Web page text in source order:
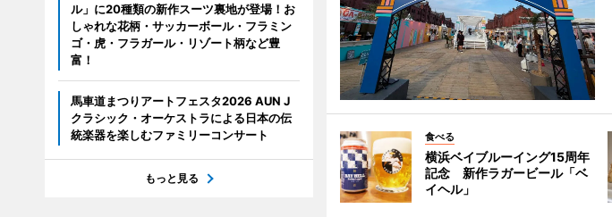
食べる
横浜ベイブルーイング15周年
記念 新作ラガービール「ベ
イヘル」
ル」に20種類の新作スーツ裏地が登場！お
しゃれな花柄・サッカーボール・フラミン
ゴ・虎・フラガール・リゾート柄など豊
富！
馬車道まつりアートフェスタ2026 AUN J
クラシック・オーケストラによる日本の伝
統楽器を楽しむファミリーコンサート
もっと見る